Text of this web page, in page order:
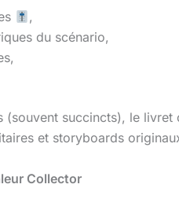
,
du scénario,
(souvent succincts), le livret
et storyboards
Collector